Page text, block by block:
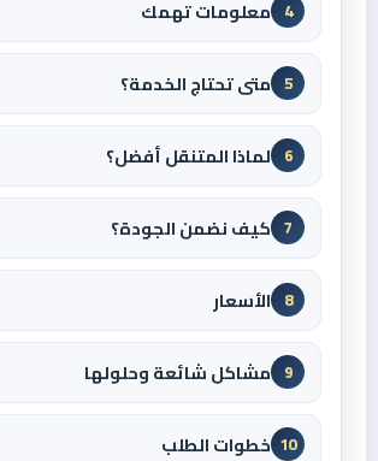
4 معلومات تهمك
5 متى تحتاج الخدمة؟
6 لماذا المتنقل أفضل؟
7 كيف نضمن الجودة؟
8 الأسعار
9 مشاكل شائعة وحلولها
10 خطوات الطلب